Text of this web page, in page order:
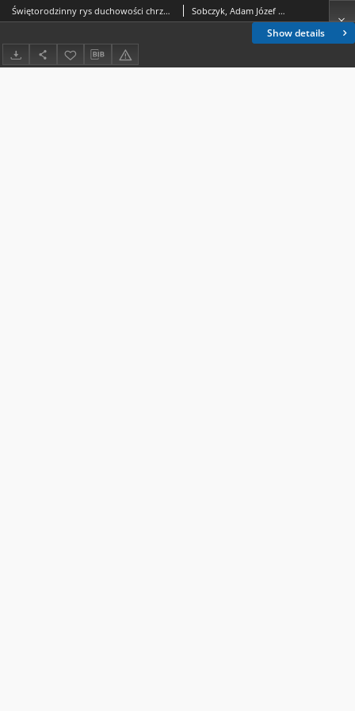
Show details
Świętorodzinny rys duchowości chrześcijańskiej według Jana Berthier (1840-1908), założyciela Zgromadzenia Misjonarzy Świętej Rodziny Sobczyk, Adam Józef (1972- )